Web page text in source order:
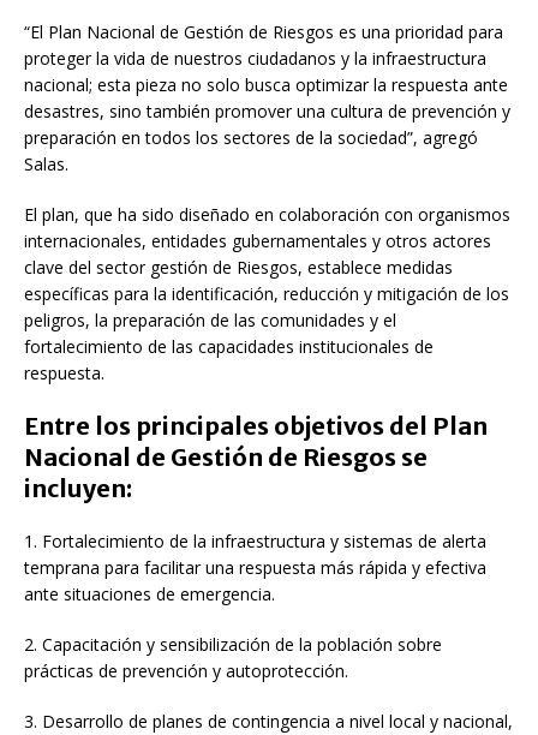
“El Plan Nacional de Gestión de Riesgos es una prioridad para
proteger la vida de nuestros ciudadanos y la infraestructura
nacional; esta pieza no solo busca optimizar la respuesta ante
desastres, sino también promover una cultura de prevención y
preparación en todos los sectores de la sociedad”, agregó
Salas.
El plan, que ha sido diseñado en colaboración con organismos
internacionales, entidades gubernamentales y otros actores
clave del sector gestión de Riesgos, establece medidas
específicas para la identificación, reducción y mitigación de los
peligros, la preparación de las comunidades y el
fortalecimiento de las capacidades institucionales de
respuesta.
Entre los principales objetivos del Plan
Nacional de Gestión de Riesgos se
incluyen:
1. Fortalecimiento de la infraestructura y sistemas de alerta
temprana para facilitar una respuesta más rápida y efectiva
ante situaciones de emergencia.
2. Capacitación y sensibilización de la población sobre
prácticas de prevención y autoprotección.
3. Desarrollo de planes de contingencia a nivel local y nacional,